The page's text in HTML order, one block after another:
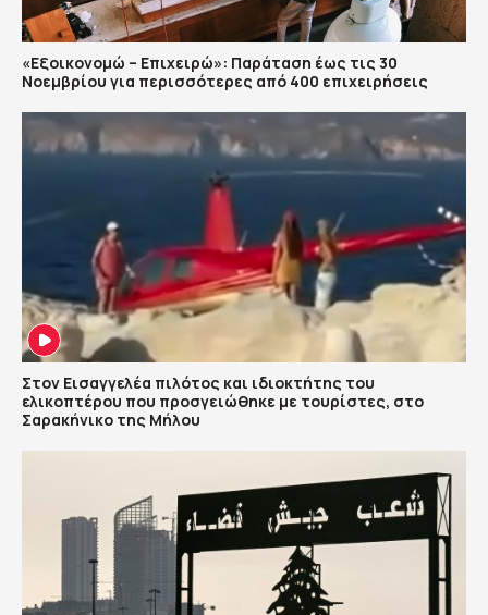
«Εξοικονομώ – Επιχειρώ»: Παράταση έως τις 30
Νοεμβρίου για περισσότερες από 400 επιχειρήσεις
Στον Εισαγγελέα πιλότος και ιδιοκτήτης του
ελικοπτέρου που προσγειώθηκε με τουρίστες, στο
Σαρακήνικο της Μήλου